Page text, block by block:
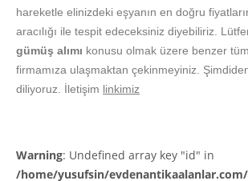
hareketle elinizdeki eşyanın en doğru
aracılığı ile tespit edeceksiniz diyebiliriz.
gümüş alımı konusu olmak üzere benzer
firmamıza ulaşmaktan çekinmeyiniz. Şimdiden
diliyoruz. İletişim linkimiz
Warning: Undefined array key "id" in
/home/yusufsin/